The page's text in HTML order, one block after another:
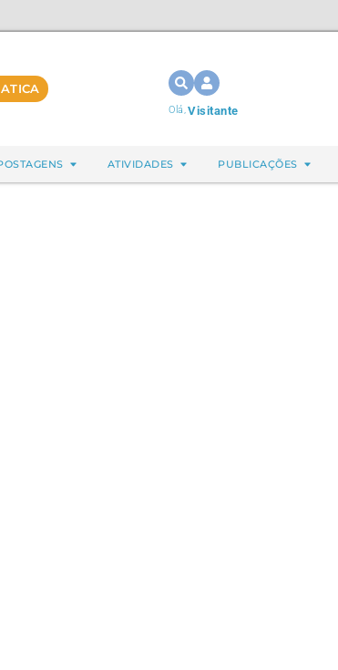
Olá,Visitante
ATIVIDADES PUBLICAÇÕES